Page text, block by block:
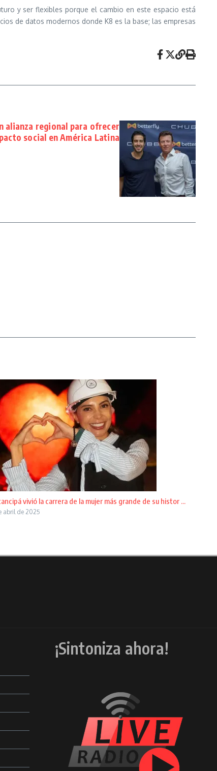
y ser flexibles porque el cambio en este espacio está
de datos modernos donde K8 es la base; las empresas
alianza regional para ofrecer
social en América Latina
vivió la carrera de la mujer más grande de su histor ...
abril de 2025
¡Sintoniza ahora!